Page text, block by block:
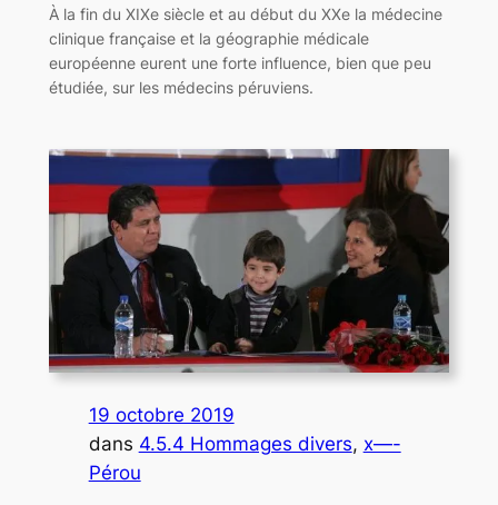
À la fin du XIXe siècle et au début du XXe la médecine
clinique française et la géographie médicale
européenne eurent une forte influence, bien que peu
étudiée, sur les médecins péruviens.
19 octobre 2019
dans 4.5.4 Hommages divers, x—-
Pérou